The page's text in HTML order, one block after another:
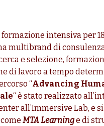
intensiva per
multibrand di
e selezione,
di lavoro a tempo
“Advancing
“ è stato realizzato
all’Immersive Lab, e
MTA Learninge di